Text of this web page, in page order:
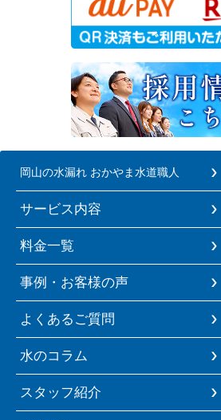
岡山の水漏れ おかやま水道職人
サービス内容
料金一覧
事例・お客様の声
よくあるご質問
水のコラム
スタッフ紹介